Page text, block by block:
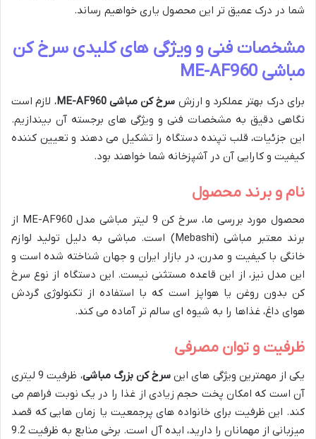
شما در درک عمیق تر این محصول یاری خواهیم رساند.
مشخصات فنی و ویژگی های کلیدی سرخ کن
مباشی ME-AF960
برای درک بهتر عملکرد و ارزش سرخ کن مباشی ME-AF960
، لازم است
نگاهی دقیق به مشخصات فنی و ویژگی های برجسته آن بیندازیم.
این جزئیات، قلب تپنده دستگاه را تشکیل می دهند و تعیین کننده
کیفیت و کارایی آن در آشپزخانه شما خواهند بود.
نام و برند محصول
محصول مورد بررسی ما، سرخ کن 9 لیتر مباشی مدل ME-AF960 از
برند معتبر مباشی (Mebashi) است. مباشی به دلیل تولید لوازم
خانگی با کیفیت و مدرن، در بازار ایران و جهان شناخته شده است و
این مدل نیز، از این قاعده مستثنی نیست. این دستگاه از نوع سرخ
کن بدون روغن یا هواپز است که با استفاده از تکنولوژی گردش
هوای داغ، غذاها را به شیوه ای سالم تر آماده می کند.
ظرفیت و توان مصرفی
یکی از مهمترین ویژگی های این سرخ کن بزرگ مباشی
، ظرفیت 9 لیتری
آن است که امکان پخت حجم زیادی از غذا را در یک نوبت فراهم می
کند. این ظرفیت برای خانواده های پرجمعیت یا زمان هایی که قصد
میزبانی از مهمانان را دارید، ایده آل است. برخی منابع به ظرفیت 9.2